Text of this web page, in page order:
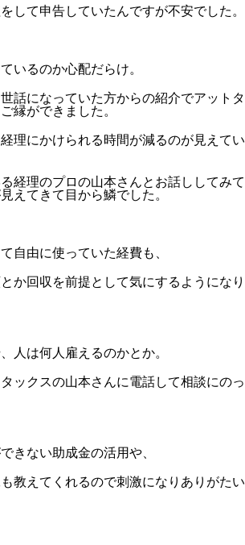
して申告していたんですが不安でした。
いるのか心配だらけ。
話になっていた方からの紹介でアットタ
縁ができました。
理にかけられる時間が減るのが見えてい
経理のプロの山本さんとお話ししてみて
えてきて目から鱗でした。
自由に使っていた経費も、
か回収を前提として気にするようになり
人は何人雇えるのかとか。
ックスの山本さんに電話して相談にのっ
きない助成金の活用や、
教えてくれるので刺激になりありがたい